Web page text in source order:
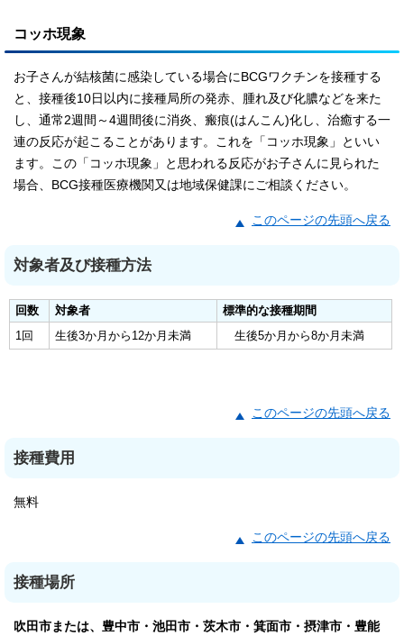
コッホ現象
お子さんが結核菌に感染している場合にBCGワクチンを接種する
と、接種後10日以内に接種局所の発赤、腫れ及び化膿などを来た
し、通常2週間～4週間後に消炎、瘢痕(はんこん)化し、治癒する一
連の反応が起こることがあります。これを「コッホ現象」といい
ます。この「コッホ現象」と思われる反応がお子さんに見られた
場合、BCG接種医療機関又は地域保健課にご相談ください。
このページの先頭へ戻る
対象者及び接種方法
回数 対象者
標準的な接種期間
1回
生後3か月から12か月未満 生後5か月から8か月未満
このページの先頭へ戻る
接種費用
無料
このページの先頭へ戻る
接種場所
吹田市または、豊中市・池田市・茨木市・箕面市・摂津市・豊能